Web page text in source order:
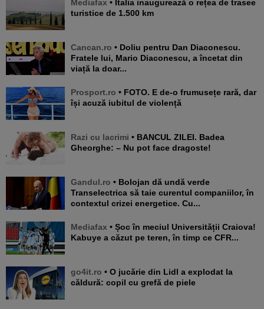
Mediafax • Italia inaugurează o rețea de trasee
turistice de 1.500 km
Cancan.ro • Doliu pentru Dan Diaconescu.
Fratele lui, Mario Diaconescu, a încetat din
viață la doar...
Prosport.ro • FOTO. E de-o frumusețe rară, dar
își acuză iubitul de violență
Razi cu lacrimi • BANCUL ZILEI. Badea
Gheorghe: – Nu pot face dragoste!
Gandul.ro • Bolojan dă undă verde
Transelectrica să taie curentul companiilor, în
contextul crizei energetice. Cu...
Mediafax • Șoc în meciul Universității Craiova!
Kabuye a căzut pe teren, în timp ce CFR...
go4it.ro • O jucărie din Lidl a explodat la
căldură: copil cu grefă de piele